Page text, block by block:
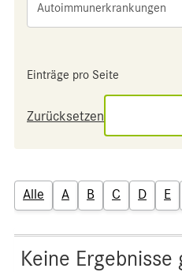
Autoimmunerkrankungen
Einträge pro Seite
Zurücksetzen
Alle A B C D E
Keine Ergebnisse